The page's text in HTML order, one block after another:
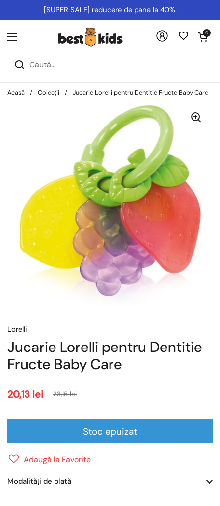
Salt la conținut[SUPER SALE] reducere de pana la 40%.
Deschideți meniul
Deschideți
0
Acasă / Colecții / Jucarie Lorelli pentru Dentitie Fructe Baby Care
Lorelli
Jucarie Lorelli pentru Dentitie
Fructe Baby Care
20,13 lei 23,15 lei
Stoc epuizat
Adaugă la Favorite
Modalități de plată